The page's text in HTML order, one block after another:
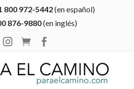
800 972-5442(en español)
876-9880(en inglés)

 